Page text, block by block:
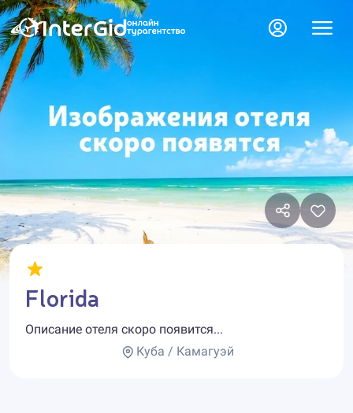
Florida
Описание отеля скоро появится...
Куба / Камагуэй